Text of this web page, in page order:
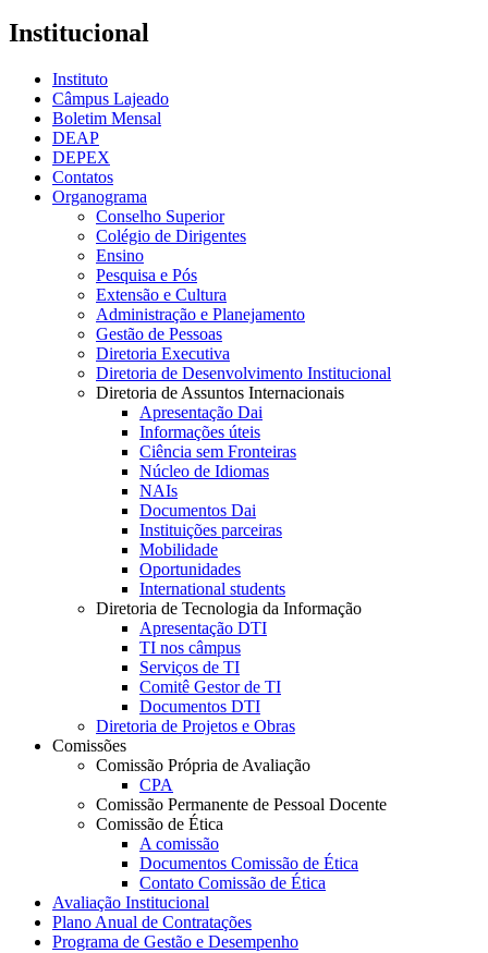
Institucional
Instituto
Câmpus Lajeado
Boletim Mensal
DEAP
DEPEX
Contatos
Organograma
Conselho Superior
Colégio de Dirigentes
Ensino
Pesquisa e Pós
Extensão e Cultura
Administração e Planejamento
Gestão de Pessoas
Diretoria Executiva
Diretoria de Desenvolvimento Institucional
Diretoria de Assuntos Internacionais
Apresentação Dai
Informações úteis
Ciência sem Fronteiras
Núcleo de Idiomas
NAIs
Documentos Dai
Instituições parceiras
Mobilidade
Oportunidades
International students
Diretoria de Tecnologia da Informação
Apresentação DTI
TI nos câmpus
Serviços de TI
Comitê Gestor de TI
Documentos DTI
Diretoria de Projetos e Obras
Comissões
Comissão Própria de Avaliação
CPA
Comissão Permanente de Pessoal Docente
Comissão de Ética
A comissão
Documentos Comissão de Ética
Contato Comissão de Ética
Avaliação Institucional
Plano Anual de Contratações
Programa de Gestão e Desempenho